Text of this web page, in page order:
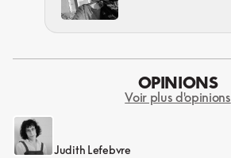
OPINIONS
Voir plus d'opinions
Judith Lefebvre